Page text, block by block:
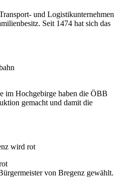
und Logistikunternehmen
Seit 1474 hat sich das
im Hochgebirge haben die ÖBB
gemacht und damit die
von Bregenz gewählt.